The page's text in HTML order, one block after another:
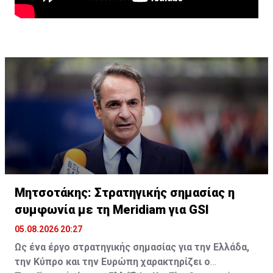
Μητσοτάκης: Στρατηγικής σημασίας η
συμφωνία με τη Meridiam για GSI
05.08.2026 20:27
Ως ένα έργο στρατηγικής σημασίας για την Ελλάδα,
την Κύπρο και την Ευρώπη χαρακτηρίζει ο